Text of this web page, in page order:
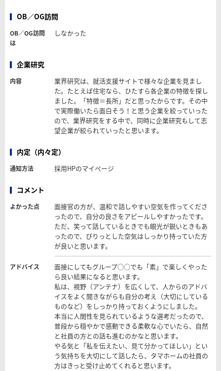
OB／OG訪問
OB／OG訪問
は
しなかった
企業研究
内容
業界研究は、就活支援サイトで様々な企業を見まし
た。たとえば住宅なら、ひたすら各企業の特徴を探し
ました。「特徴＝長所」だと思ったからです。その中
で実際働いたら面白そう！と思う企業を絞っていった
ので、業界研究をする中で、同時に企業研究もして志
望企業が絞られていったと思います。
内定（内々定）
通知方法 採用HPのマイページ
コメント
よかった点
面接官の方が、温和で話しやすい空気を作ってくださ
ったので、自分の良さをアピールしやすかったです。
ただ、笑って話しているときでも眼光が鋭いときもあ
ったので、ぴりっとした空気はしっかり持っていた方
が良いと思います。
アドバイス
面接にしてもグループ○○でも「素」で楽しくやった
ら良い結果になると思います。
私は、視野（アンテナ）を広くして、人からのアドバ
イスをよく聞きながらも自分の考え（大切にしている
ものなど）をしっかり持っておくようにしました。
本当に人間性を見られているような選考だったので、
普段から穏やかで感動できる柔軟な心でいたら、自然
と社員の方との話も進むのかなと思います。
やる気と「私を伝えたい、見て分かってほしい」とい
う気持ちを大切にして話したら、タマホームの社員の
方はきっと受け止めてくれると思います。